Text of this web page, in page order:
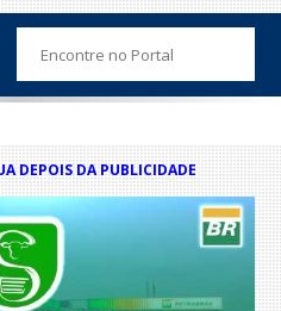
DEPOIS DA PUBLICIDADE